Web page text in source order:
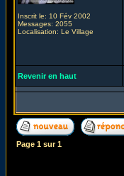
Inscrit le: 10 Fév 2002
Messages: 2055
Localisation: Le Village
Revenir en haut
Page 1 sur1